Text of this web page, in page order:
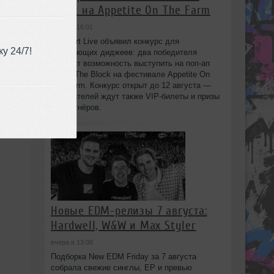
24/7!
Block на Appetite On The Farm
вчера в 16:01
Beatport Live объявил конкурс для
начинающих диджеев: два победителя
получат возможность выступить на поп‑ап
сцене The Block на фестивале Appetite On
The Farm. Конкурс открыт до 12 августа —
победителей ждут также VIP‑билеты и призы
от партнёров.
Новые EDM-релизы 7 августа:
Hardwell, W&W и Max Styler
вчера в 13:08
Подборка New EDM Friday за 7 августа
собрала свежие синглы, EP и превью